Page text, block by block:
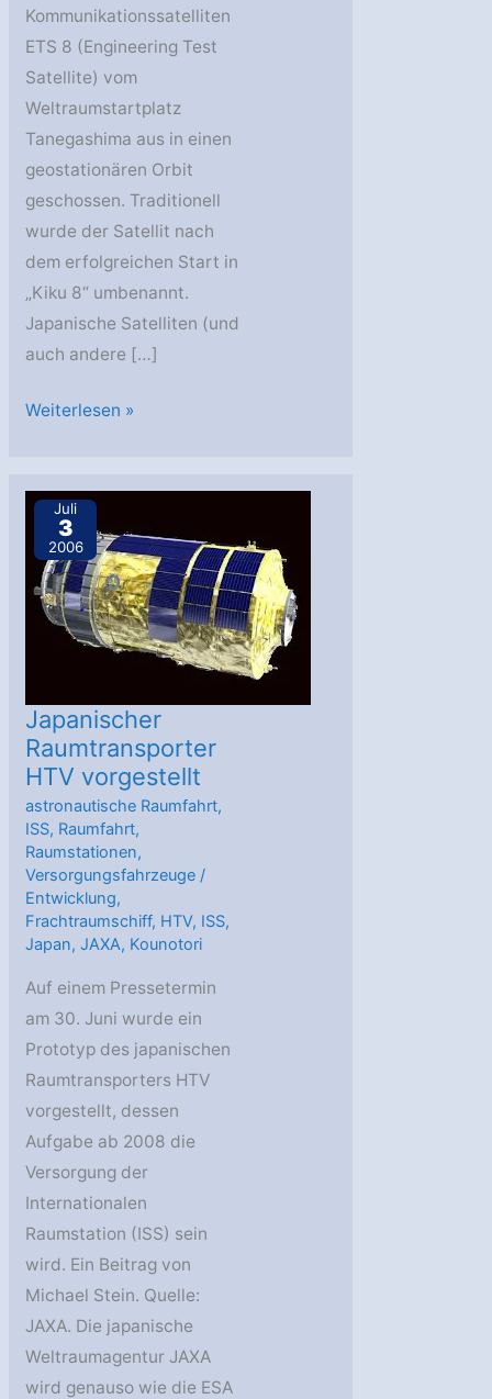
Kommunikationssatelliten
ETS 8 (Engineering Test
Satellite) vom
Weltraumstartplatz
Tanegashima aus in einen
geostationären Orbit
geschossen. Traditionell
wurde der Satellit nach
dem erfolgreichen Start in
„Kiku 8“ umbenannt.
Japanische Satelliten (und
auch andere […]
Start
H-
A
mit
Kiku
Weiterlesen »
Juli
3
2006
Japanischer
Raumtransporter
HTV vorgestellt
astronautische Raumfahrt,
ISS, Raumfahrt,
Raumstationen,
Versorgungsfahrzeuge /
Entwicklung,
Frachtraumschiff, HTV, ISS,
Japan,JAXA, Kounotori
Auf einem Pressetermin
am 30. Juni wurde ein
Prototyp des japanischen
Raumtransporters HTV
vorgestellt, dessen
Aufgabe ab 2008 die
Versorgung der
Internationalen
Raumstation (ISS) sein
wird. Ein Beitrag von
Michael Stein. Quelle:
JAXA. Die japanische
Weltraumagentur JAXA
wird genauso wie die ESA